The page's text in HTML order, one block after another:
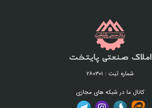
املاک صنعتی پایتخت
شماره ثبت : ۲۸۰۳۰۱
کانال ما در شبکه های مجازی